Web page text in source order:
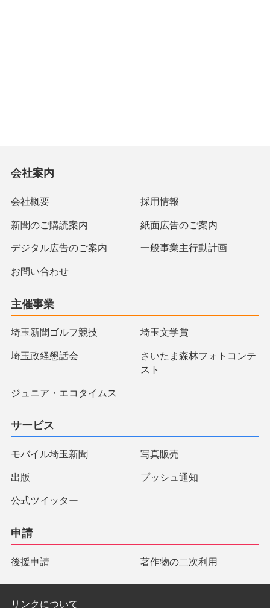
会社案内
会社概要 採用情報
新聞のご購読案内 紙面広告のご案内
デジタル広告のご案内 一般事業主行動計画
お問い合わせ
主催事業
埼玉新聞ゴルフ競技 埼玉文学賞
埼玉政経懇話会
さいたま森林フォトコンテ
スト
ジュニア・エコタイムス
サービス
モバイル埼玉新聞 写真販売
出版 プッシュ通知
公式ツイッター
申請
後援申請 著作物の二次利用
リンクについて